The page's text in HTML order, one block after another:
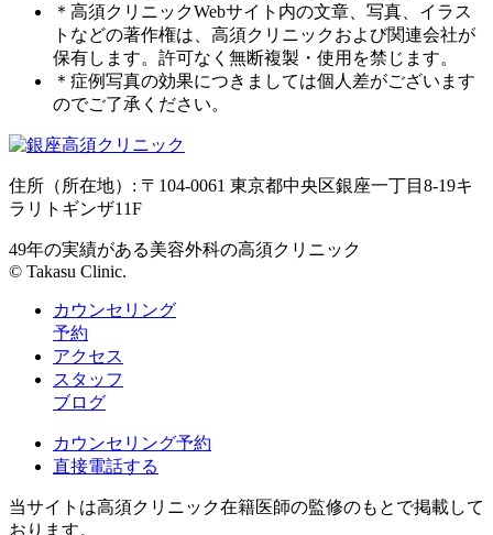
＊高須クリニックWebサイト内の文章、写真、イラス
トなどの著作権は、高須クリニックおよび関連会社が
保有します。許可なく無断複製・使用を禁じます。
＊症例写真の効果につきましては個人差がございます
のでご了承ください。
住所（所在地）: 〒104-0061 東京都中央区銀座一丁目8-19キ
ラリトギンザ11F
49年の実績がある美容外科の高須クリニック
© Takasu Clinic.
カウンセリング
予約
アクセス
スタッフ
ブログ
カウンセリング予約
直接電話する
当サイトは高須クリニック在籍医師の監修のもとで掲載して
おります。